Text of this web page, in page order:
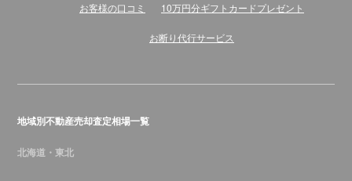
お客様の口コミ 10万円分ギフトカードプレゼント
お断り代行サービス
地域別不動産売却査定相場一覧
北海道・東北